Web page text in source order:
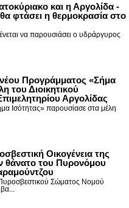
και η Αργολίδα -
φτάσει η θερμοκρασία στο
να παρουσιάσει ο υδράργυρος
Προγράμματος «Σήμα
του Διοικητικού
Αργολίδας
Ισότητας» παρουσίασε στα μέλη
Οικογένεια της
θάνατο του Πυρονόμου
Σώματος Νομού